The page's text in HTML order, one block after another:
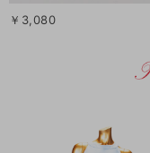
￥3,080